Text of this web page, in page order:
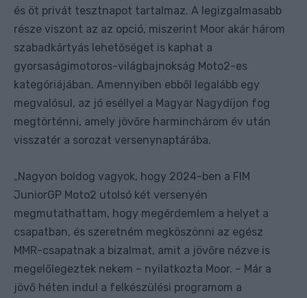
és öt privát tesztnapot tartalmaz. A legizgalmasabb
része viszont az az opció, miszerint Moor akár három
szabadkártyás lehetőséget is kaphat a
gyorsaságimotoros-világbajnokság Moto2-es
kategóriájában. Amennyiben ebből legalább egy
megvalósul, az jó eséllyel a Magyar Nagydíjon fog
megtörténni, amely jövőre harminchárom év után
visszatér a sorozat versenynaptárába.
„Nagyon boldog vagyok, hogy 2024-ben a FIM
JuniorGP Moto2 utolsó két versenyén
megmutathattam, hogy megérdemlem a helyet a
csapatban, és szeretném megköszönni az egész
MMR-csapatnak a bizalmat, amit a jövőre nézve is
megelőlegeztek nekem – nyilatkozta Moor. – Már a
jövő héten indul a felkészülési programom a